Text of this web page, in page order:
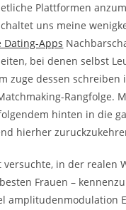
Plattformen
uns meine
Dating-Apps
bei denen selbst
zuge dessen schreiben
Rangfolge.
hinten in die
hierher
versuchte, in der realen
Frauen –
amplitudenmodulation